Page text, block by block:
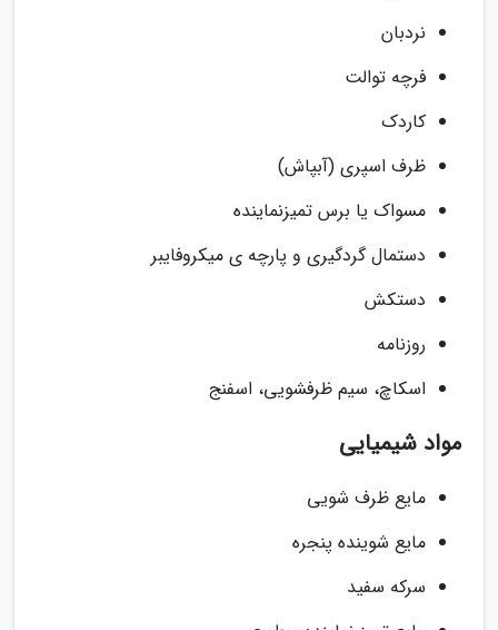
نردبان
فرچه توالت
کاردک
ظرف اسپری (آبپاش)
مسواک یا برس تمیزنماینده
دستمال گردگیری و پارچه ی میکروفایبر
دستکش
روزنامه
اسکاچ، سیم ظرفشویی، اسفنج
مواد شیمیایی
مایع ظرف شویی
مایع شوینده پنجره
سرکه سفید